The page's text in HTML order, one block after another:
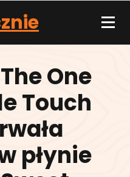
One
Touch
płynie